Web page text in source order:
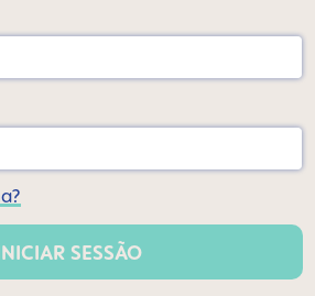
SESSÃO